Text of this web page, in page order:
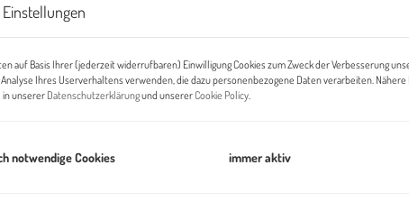
Einstellungen
auf Basis Ihrer (jederzeit widerrufbaren) Einwilligung Cookies zum Zweck der Verbesserung
Ihres Userverhaltens verwenden, die dazu personenbezogene Daten verarbeiten.
in unserer Datenschutzerklärungund unsererCookie Policy.
notwendige Cookies immer aktiv